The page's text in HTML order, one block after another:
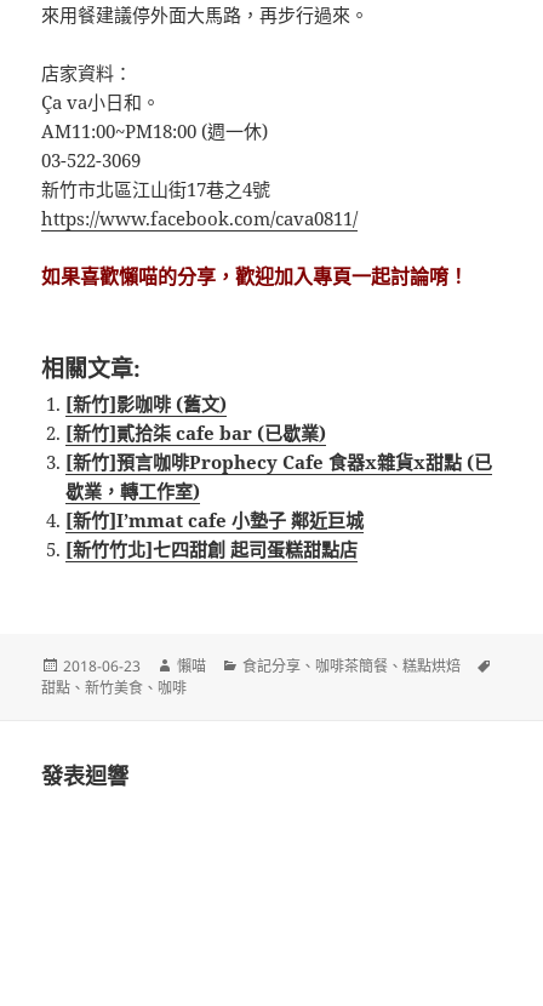
來用餐建議停外面大馬路，再步行過來。
店家資料：
Ça va小日和。
AM11:00~PM18:00 (週一休)
03-522-3069
新竹市北區江山街17巷之4號
https://www.facebook.com/cava0811/
如果喜歡懶喵的分享，歡迎加入專頁一起討論唷！
相關文章:
[新竹]影咖啡 (舊文)
[新竹]貳拾柒 cafe bar (已歇業)
[新竹]預言咖啡Prophecy Cafe 食器x雜貨x甜點 (已
歇業，轉工作室)
[新竹]I’mmat cafe 小墊子 鄰近巨城
[新竹竹北]七四甜創 起司蛋糕甜點店
發
佈
2018-06-23
作
者
懶喵
分
食記分享 、 咖啡茶簡餐 、糕點烘焙
甜點 、新竹美食 、 咖啡
發表迴響